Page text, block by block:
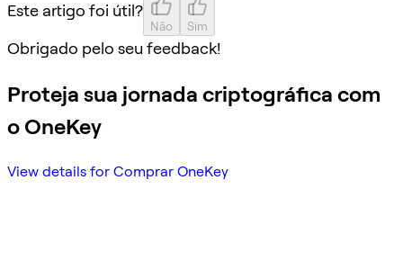
Este artigo foi útil?
Não Sim
Obrigado pelo seu feedback!
Proteja sua jornada criptográfica com
o OneKey
View details for Comprar OneKey